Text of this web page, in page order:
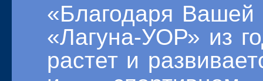
«Благодаря
«Лагуна-УОР» из
растет и